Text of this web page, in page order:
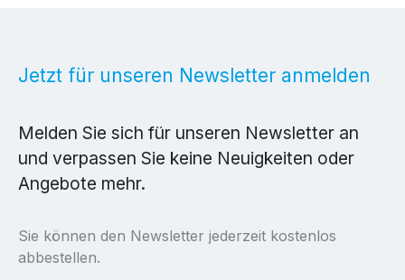
Jetzt für unseren Newsletter anmelden
Melden Sie sich für unseren Newsletter an
und verpassen Sie keine Neuigkeiten oder
Angebote mehr.
Sie können den Newsletter jederzeit kostenlos
abbestellen.